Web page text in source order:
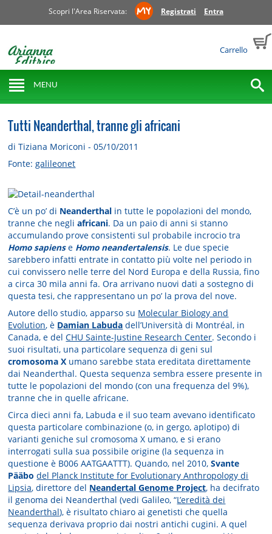
Scopri l'Area Riservata: Registrati Entra
Carrello
MENU
Tutti Neanderthal, tranne gli africani
di Tiziana Moriconi - 05/10/2011
Fonte:galileonet
C’è un po’ di Neanderthal in tutte le popolazioni del mondo,
tranne che negliafricani. Da un paio di anni si stanno
accumulando prove consistenti sul probabile incrocio tra
Homo sapiense Homo neandertalensis. Le due specie
sarebbero infatti entrate in contatto più volte nel periodo in
cui convissero nelle terre del Nord Europa e della Russia, fino
a circa 30 mila anni fa. Ora arrivano nuovi dati a sostegno di
questa tesi, che rappresentano un po’ la prova del nove.
Autore dello studio, apparso su Molecular Biology and
Evolution, è Damian Labuda dell’Università di Montréal, in
Canada, e delCHU Sainte-Justine Research Center. Secondo i
suoi risultati, una particolare sequenza di geni sul
cromosoma X umano sarebbe stata ereditata direttamente
dai Neanderthal. Questa sequenza sembra essere presente in
tutte le popolazioni del mondo (con una frequenza del 9%),
tranne che in quelle africane.
Circa dieci anni fa, Labuda e il suo team avevano identificato
questa particolare combinazione (o, in gergo, aplotipo) di
varianti geniche sul cromosoma X umano, e si erano
interrogati sulla sua possibile origine (la sequenza in
questione è B006 AATGAATTT). Quando, nel 2010,Svante
Pääbodel Planck Institute for Evolutionary Anthropology di
Lipsia, direttore del Neandertal Genome Project, ha decifrato
il genoma dei Neanderthal (vedi Galileo, “L’eredità dei
Neanderthal), è risultato chiaro ai genetisti che quella
sequenza derivava proprio dai nostri antichi cugini. A quel